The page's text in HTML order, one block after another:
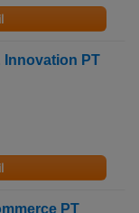
Innovation PT
PT